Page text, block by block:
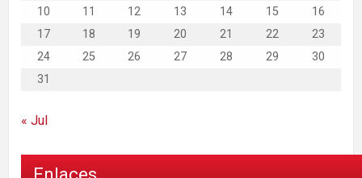
10
11 12 13 14 15
16
17
18 19 20 21 22
23
24
25 26 27 28 29
30
31
« Jul